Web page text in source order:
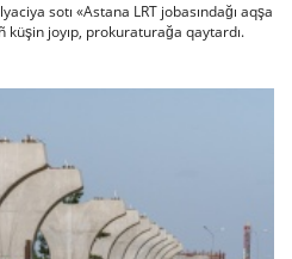
sotı «Astana LRT jobasındağı aqşa
küşin joyıp, prokuraturağa qaytardı.